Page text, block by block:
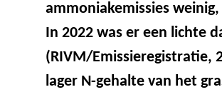
ammoniakemissies
In 2022 was er een lichte
(RIVM/Emissieregistratie,
lager N-gehalte van het